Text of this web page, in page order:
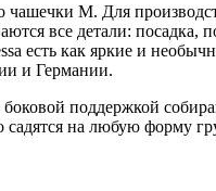
M. Для
все детали:
есть как яркие и
и Германии.
поддержкой
садятся на любую форму